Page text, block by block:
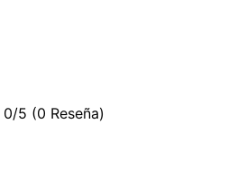
0/5 (0 Reseña)